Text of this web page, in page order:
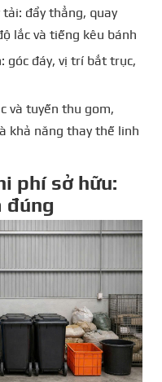
đẩy thẳng, quay
lắc và tiếng kêu bánh
góc đáy, vị trí bắt trục,
và tuyến thu gom,
khả năng thay thế linh
phí sở hữu:
đúng